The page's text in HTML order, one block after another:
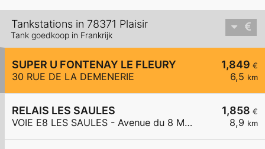
Tankstations in 78371 Plaisir
Tank goedkoop in Frankrijk
1,849 €
6,5 km
SUPER U FONTENAY LE FLEURY
30 RUE DE LA DEMENERIE
1,858 €
8,9 km
RELAIS LES SAULES
VOIE E8 LES SAULES - Avenue du 8 Mai 1945